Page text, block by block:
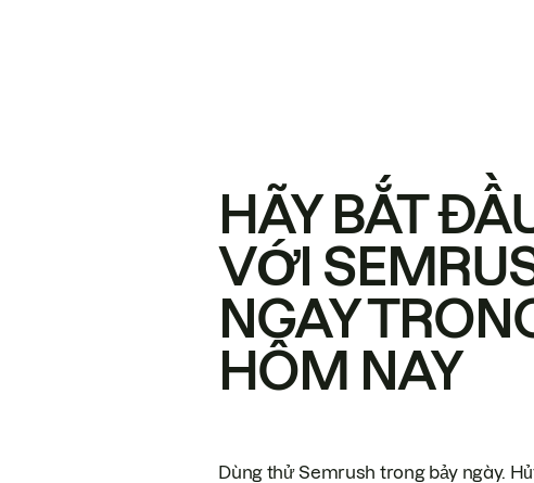
HÃY BẮT
VỚI
NGAY
HÔM NAY
Dùng thử Semrush trong bảy ngày.